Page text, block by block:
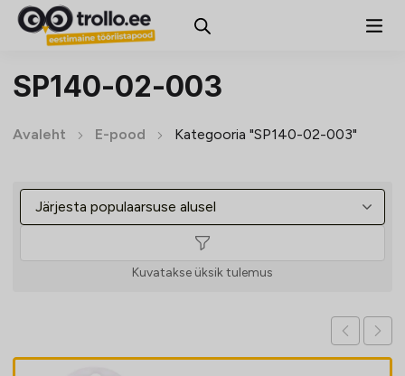
SP140-02-003
Avaleht E-pood Kategooria "SP140-02-003"
Kuvatakse üksik tulemus